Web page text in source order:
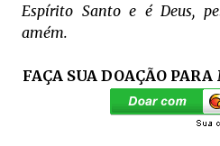
Espírito Santo e é Deus,
amém.
FAÇA SUA DOAÇÃO